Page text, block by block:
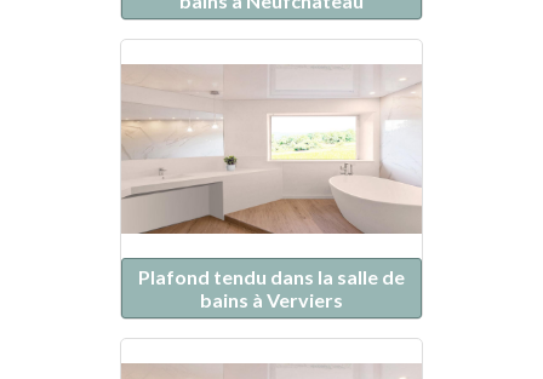
Plafond tendu dans la salle de
bains à Verviers